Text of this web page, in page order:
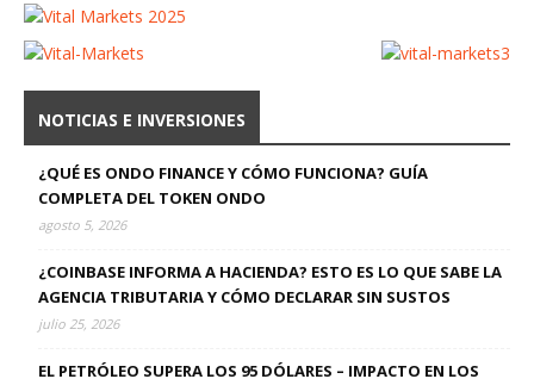
NOTICIAS E INVERSIONES
¿QUÉ ES ONDO FINANCE Y CÓMO FUNCIONA? GUÍA
COMPLETA DEL TOKEN ONDO
agosto 5, 2026
¿COINBASE INFORMA A HACIENDA? ESTO ES LO QUE SABE LA
AGENCIA TRIBUTARIA Y CÓMO DECLARAR SIN SUSTOS
julio 25, 2026
EL PETRÓLEO SUPERA LOS 95 DÓLARES – IMPACTO EN LOS